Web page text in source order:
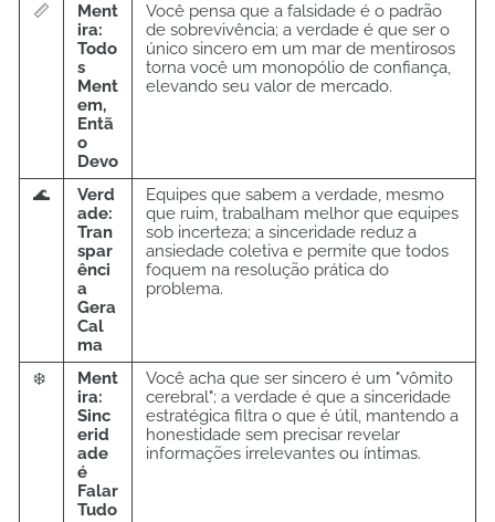
📏
Ment
ira:
Todo
s
Ment
em,
Entã
o
Devo
Você pensa que a falsidade é o padrão
de sobrevivência; a verdade é que ser o
único sincero em um mar de mentirosos
torna você um monopólio de confiança,
elevando seu valor de mercado.
🌊
Verd
ade:
Tran
spar
ênci
a
Gera
Cal
ma
Equipes que sabem a verdade, mesmo
que ruim, trabalham melhor que equipes
sob incerteza; a sinceridade reduz a
ansiedade coletiva e permite que todos
foquem na resolução prática do
problema.
❄️
Ment
ira:
Sinc
erid
ade
é
Falar
Tudo
Você acha que ser sincero é um "vômito
cerebral"; a verdade é que a sinceridade
estratégica filtra o que é útil, mantendo a
honestidade sem precisar revelar
informações irrelevantes ou íntimas.